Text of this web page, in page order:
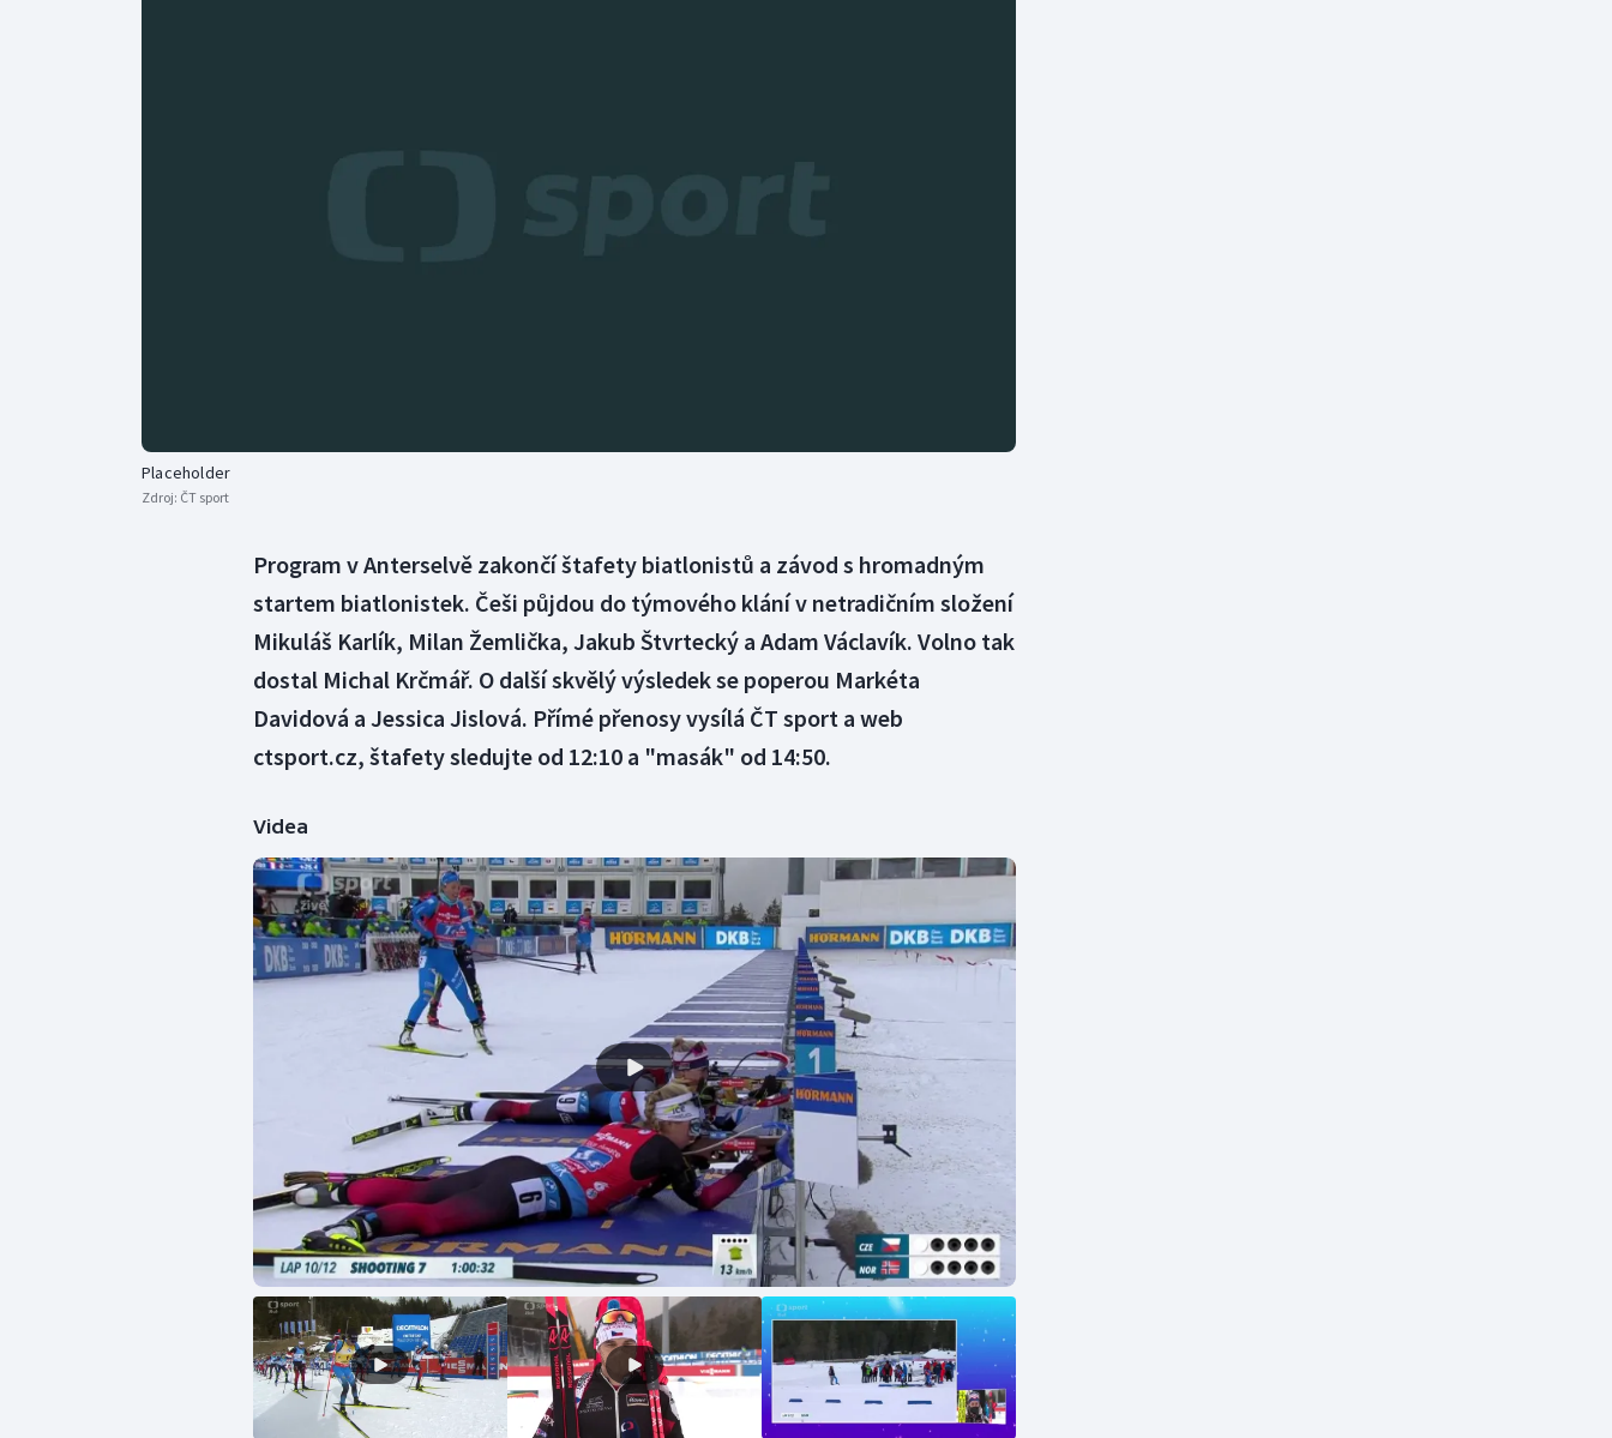
Parasport
Placeholder
Zdroj: ČT sport
Program v Anterselvě zakončí štafety biatlonistů a závod s hromadným
startem biatlonistek. Češi půjdou do týmového klání v netradičním složení
Mikuláš Karlík, Milan Žemlička, Jakub Štvrtecký a Adam Václavík. Volno tak
dostal Michal Krčmář. O další skvělý výsledek se poperou Markéta
Davidová a Jessica Jislová. Přímé přenosy vysílá ČT sport a web
ctsport.cz, štafety sledujte od 12:10 a "masák" od 14:50.
Videa